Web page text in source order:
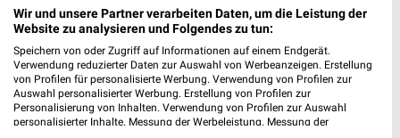
53332 Bornheim-Roisdorf
Heute 10:00 - 19:00 Uhr |
482,78 km • Angebote: 1 Prospekt
MediaMarkt Saturn Mainz
Wir und unsere Partner verarbeiten Daten, um die Leistung der
Website zu analysieren und Folgendes zu tun:
Speichern von oder Zugriff auf Informationen auf einem Endgerät.
Verwendung reduzierter Daten zur Auswahl von Werbeanzeigen. Erstellung
von Profilen für personalisierte Werbung. Verwendung von Profilen zur
Auswahl personalisierter Werbung. Erstellung von Profilen zur
Personalisierung von Inhalten. Verwendung von Profilen zur Auswahl
personalisierter Inhalte. Messung der Werbeleistung. Messung der